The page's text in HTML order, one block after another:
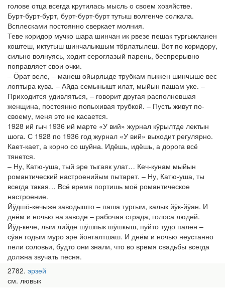
голове отца всегда крутилась мысль о своем хозяйстве.
Бурт-бурт-бурт, бурт-бурт-бурт тутыш волгенче солкала.
Всплесками постоянно сверкает молния.
Теве коридор мучко шара шинчан ик рвезе пешак тургыжланен
коштеш, иктутыш шинчалыкшым тӧрлатылеш. Вот по коридору,
сильно волнуясь, ходит сероглазый парень, беспрерывно
поправляет свои очки.
– Ӧрат веле, – манеш ойырлыде трубкам пыккен шинчыше вес
лоптыра кува. – Айда семынышт илат, мыйын пашам уке. –
Приходится удивляться, – говорит другая располневшая
женщина, постоянно попыхивая трубкой. – Пусть живут по-
своему, меня это не касается.
1928 ий гыч 1936 ий марте «У вий» журнал кӱрылтде лектын
шога. С 1928 по 1936 год журнал «У вий» выходит регулярно.
Кает-кает, а корно со шуйна. Идёшь, идёшь, а дорога всё
тянется.
– Ну, Катю-уша, тый эре тыгаяк улат… Кеч-кунам мыйын
романтический настроенийым пытарет. – Ну, Катю-уша, ты
всегда такая… Всё время портишь моё романтическое
настроение.
Йӱдшӧ-кечыже заводышто – паша тургым, калык йӱк-йӱан. И
днём и ночью на заводе – рабочая страда, голоса людей.
Йӱд-кече, лым лийде шӱшпык шӱшкыш, пуйто тудо пален –
сӱан годым муро эре йоҥгалтшаш. И днём и ночью неустанно
пели соловьи, будто они знали, что во время свадьбы всегда
должна звучать песня.
2782 эрзей
см. лювык